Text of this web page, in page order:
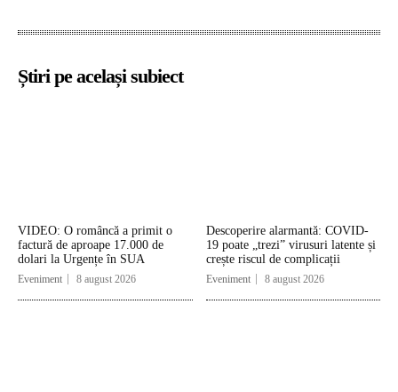
Știri pe același subiect
VIDEO: O româncă a primit o
factură de aproape 17.000 de
dolari la Urgențe în SUA
Eveniment 8 august 2026
Descoperire alarmantă: COVID-
19 poate „trezi” virusuri latente și
crește riscul de complicații
Eveniment 8 august 2026